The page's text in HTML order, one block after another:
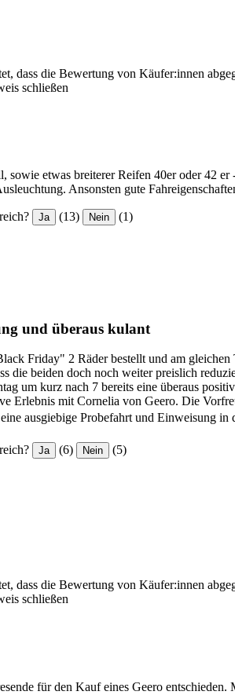
dass die Bewertung von Käufer:innen
schließen
sowie etwas breiterer Reifen 40er oder 42
Ansonsten gute
Ja (13) Nein (1)
und überaus kulant
Friday" 2 Räder bestellt und am
die beiden doch noch weiter preislich
um kurz nach 7 bereits eine überaus
Erlebnis mit Cornelia von Geero. Die
ausgiebige Probefahrt und Einweisung
Ja (6) Nein (5)
dass die Bewertung von Käufer:innen
schließen
für den Kauf eines Geero